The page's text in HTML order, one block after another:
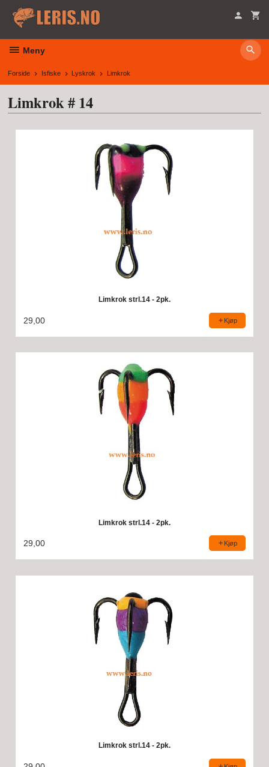
innholdet
Meny
Forside Isfiske Lyskrok Limkrok
Limkrok # 14
Limkrok strl.14 - 2pk.
29,00 Kjøp
Limkrok strl.14 - 2pk.
29,00 Kjøp
Limkrok strl.14 - 2pk.